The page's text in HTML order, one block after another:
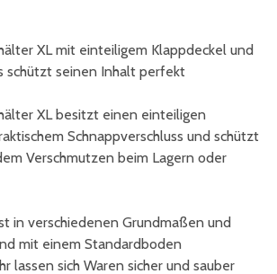
XL mit einteiligem Klappdeckel und
schützt seinen Inhalt perfekt
XL besitzt einen einteiligen
Schnappverschluss und schützt
Verschmutzen beim Lagern oder
in verschiedenen Grundmaßen und
mit einem Standardboden
lassen sich Waren sicher und sauber